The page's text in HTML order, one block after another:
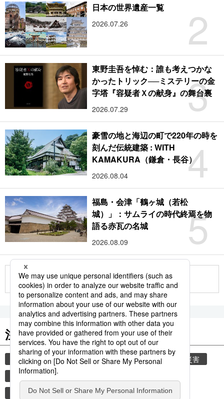
2
日本の世界遺産一覧
2026.07.26
3
東野圭吾を悼む：誰も考えつかな
かったトリック──ミステリーの金
字塔『容疑者Ｘの献身』の舞台裏
2026.07.29
4
豪雪の地と海辺の町で220年の時を
刻んだ伝統建築 : WITH
KAMAKURA（鎌倉・長谷）
2026.08.04
5
福島・会津「鶴ヶ城（若松
城）」：サムライの時代終焉を物
語る赤瓦の名城
2026.08.09
もっと見る
注目のキーワード
共同通信ニュース 時事通信ニュース
気象・災害
災害
観光